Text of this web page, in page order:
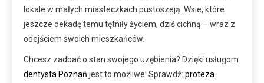
lokale w małych miasteczkach pustoszeją. Wsie, które
jeszcze dekadę temu tętniły życiem, dziś cichną – wraz z
odejściem swoich mieszkańców.
Chcesz zadbać o stan swojego uzębienia? Dzięki usługom
dentysta Poznań jest to możliwe! Sprawdź: proteza